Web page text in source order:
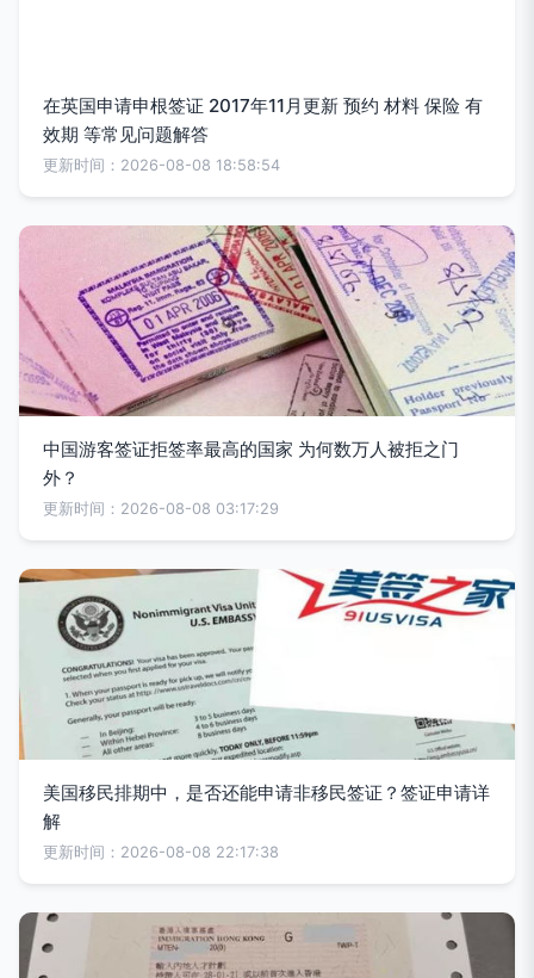
在英国申请申根签证 2017年11月更新 预约 材料 保险 有
效期 等常见问题解答
更新时间：2026-08-08 18:58:54
中国游客签证拒签率最高的国家 为何数万人被拒之门
外？
更新时间：2026-08-08 03:17:29
美国移民排期中，是否还能申请非移民签证？签证申请详
解
更新时间：2026-08-08 22:17:38